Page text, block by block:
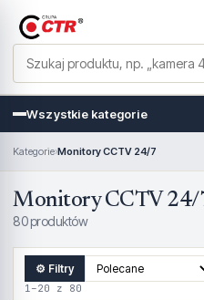
Wszystkie kategorie
Kategorie›Monitory CCTV 24/7
Monitory CCTV 24/
80 produktów
⚙ Filtry
1–20 z 80